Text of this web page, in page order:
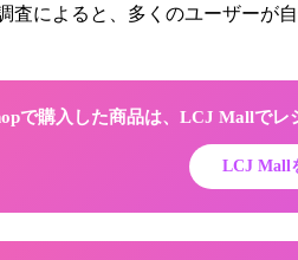
によると、多くのユーザー
で購入した商品は、LCJ Mallで
LCJ Mall